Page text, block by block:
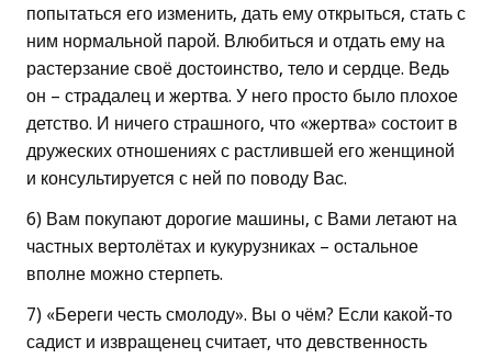
попытаться его изменить, дать ему открыться, стать с
ним нормальной парой. Влюбиться и отдать ему на
растерзание своё достоинство, тело и сердце. Ведь
он – страдалец и жертва. У него просто было плохое
детство. И ничего страшного, что «жертва» состоит в
дружеских отношениях с растлившей его женщиной
и консультируется с ней по поводу Вас.
6) Вам покупают дорогие машины, с Вами летают на
частных вертолётах и кукурузниках – остальное
вполне можно стерпеть.
7) «Береги честь смолоду». Вы о чём? Если какой-то
садист и извращенец считает, что девственность